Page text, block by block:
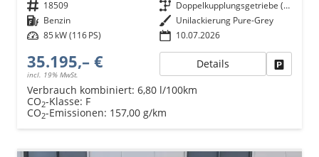
Fahrzeugnr. 18509 Getriebe
Doppelkupplungsgetriebe (DSG)
Kraftstoff Benzin Außenfarbe Unilackierung Pure-Grey
Leistung 85 kW (116 PS) 10.07.2026
35.195,– €
incl. 19% MwSt.
Details
Verbrauch kombiniert: 6,80 l/100km
CO2-Klasse: F
CO2-Emissionen: 157,00 g/km